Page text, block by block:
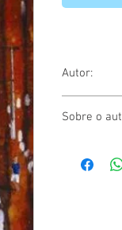
Autor:
Sobre o
31.10.51.